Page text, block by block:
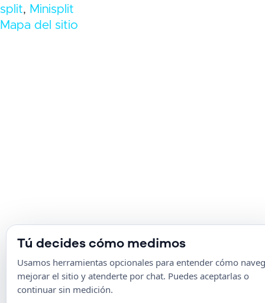
split, Minisplit
Mapa del sitio
Tú decides cómo medimos
Usamos herramientas opcionales para entender cómo
mejorar el sitio y atenderte por chat. Puedes aceptarlas o
continuar sin medición.